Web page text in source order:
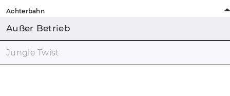
Achterbahn
Außer Betrieb
Jungle Twist